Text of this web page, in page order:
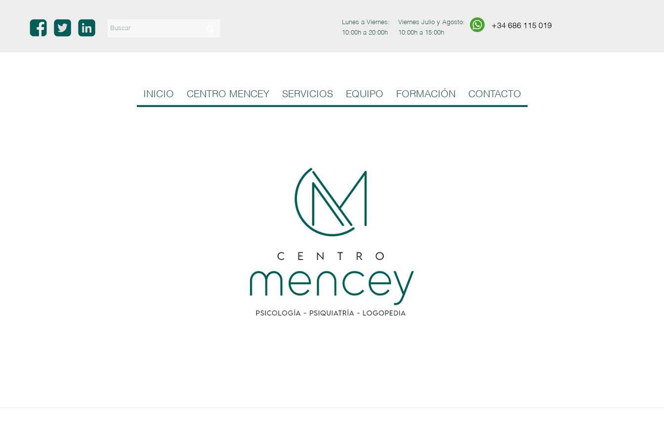
Lunes a Viernes:
10:00h a 20:00h
Viernes Julio y Agosto:
10:00h a 15:00h
+34 686 115 019
INICIO CENTRO MENCEY SERVICIOS EQUIPO FORMACIÓN CONTACTO